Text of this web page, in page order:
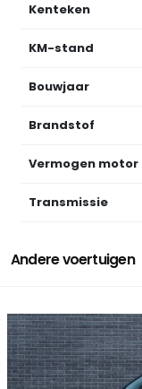
Kenteken
KM-stand
Bouwjaar
Brandstof
Vermogen motor
Transmissie
Andere voertuigen